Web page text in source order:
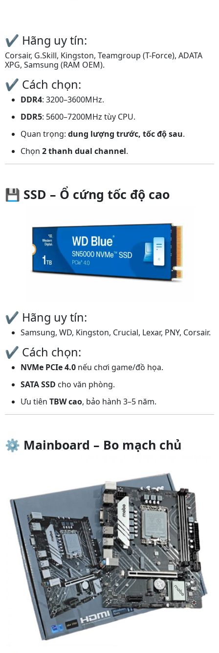
✔️ Hãng uy tín:
Corsair, G.Skill, Kingston, Teamgroup (T-Force), ADATA
XPG, Samsung (RAM OEM).
✔️ Cách chọn:
DDR4: 3200–3600MHz.
DDR5: 5600–7200MHz tùy CPU.
Quan trọng: dung lượng trước, tốc độ sau.
Chọn 2 thanh dual channel.
💾 SSD – Ổ cứng tốc độ cao
✔️ Hãng uy tín:
Samsung, WD, Kingston, Crucial, Lexar, PNY, Corsair.
✔️ Cách chọn:
NVMe PCIe 4.0 nếu chơi game/đồ họa.
SATA SSD cho văn phòng.
Ưu tiên TBW cao, bảo hành 3–5 năm.
⚙️ Mainboard – Bo mạch chủ